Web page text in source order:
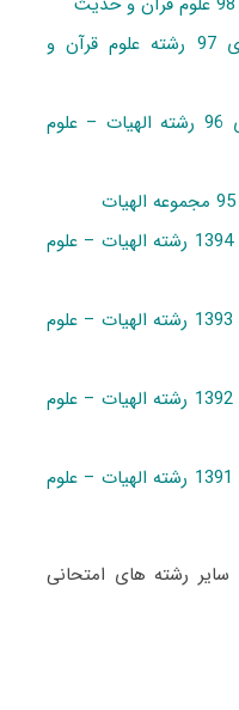
دانلود سوالات آزمون دکتری 97 رشته علوم قرآن و
دانلود سوالات آزمون دکتری 96 رشته الهیات – علوم
دانلود سوالات آزمون دکتری 1394 رشته الهیات – علوم
دانلود سوالات آزمون دکتری 1393 رشته الهیات – علوم
دانلود سوالات آزمون دکتری 1392 رشته الهیات – علوم
دانلود سوالات آزمون دکتری 1391 رشته الهیات – علوم
سایر رشته های امتحانی